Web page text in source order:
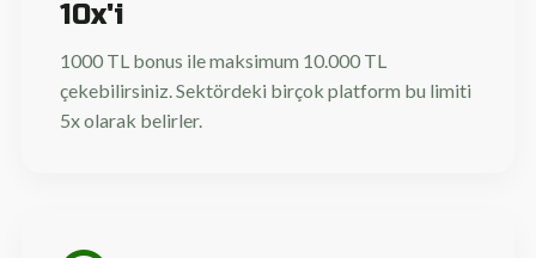
10x'i
1000 TL bonus ile maksimum 10.000 TL
çekebilirsiniz. Sektördeki birçok platform bu limiti
5x olarak belirler.